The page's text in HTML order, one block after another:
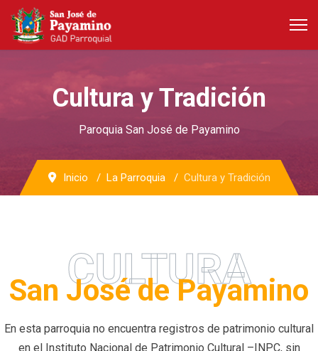
Cultura y Tradición
Paroquia San José de Payamino
Inicio La Parroquia Cultura y Tradición
CULTURA
San José de Payamino
En esta parroquia no encuentra registros de patrimonio cultural
en el Instituto Nacional de Patrimonio Cultural –INPC, sin